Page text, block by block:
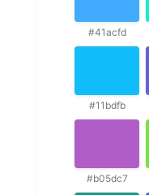
#41acfd
#11bdfb
#b05dc7